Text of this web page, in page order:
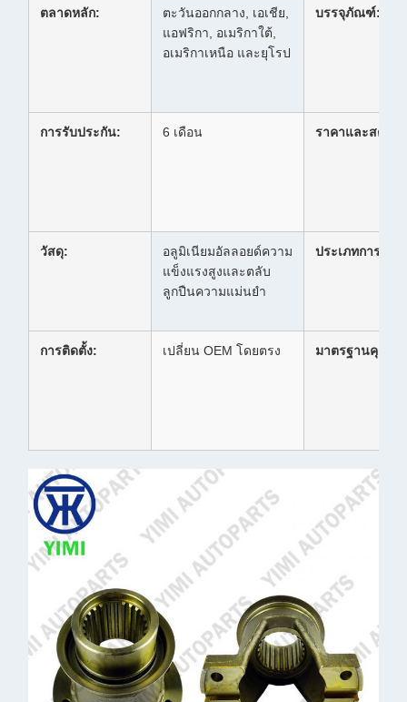
ตลาดหลัก:
ตะวันออกกลาง, เอเชีย,
แอฟริกา, อเมริกาใต้,
อเมริกาเหนือ และยุโรป
บรรจุภัณฑ์:
การรับประกัน: 6 เดือน ราคาและสต็อก:
วัสดุ:
อลูมิเนียมอัลลอยด์ความ
แข็งแรงสูงและตลับ
ลูกปืนความแม่นยำ
ประเภทการระ
การติดตั้ง: เปลี่ยน OEM โดยตรง มาตรฐานคุณภ